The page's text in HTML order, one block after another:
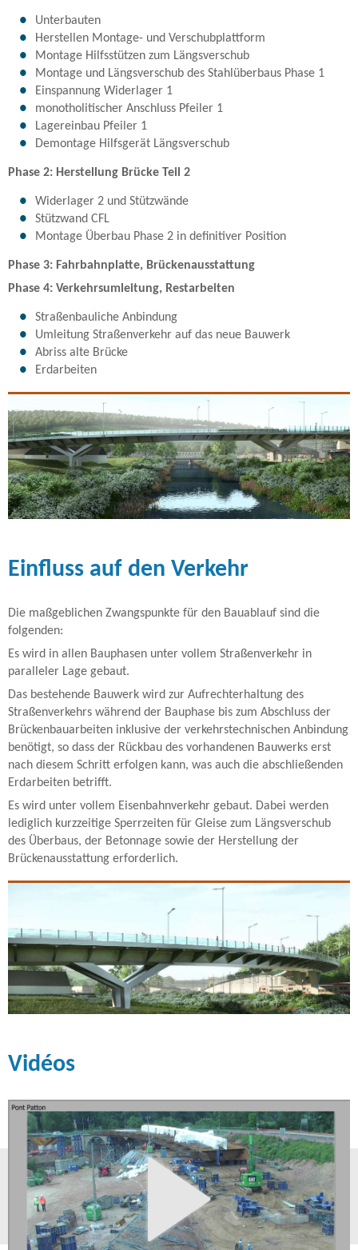
Unterbauten
Herstellen Montage- und Verschubplattform
Montage Hilfsstützen zum Längsverschub
Montage und Längsverschub des Stahlüberbaus Phase 1
Einspannung Widerlager 1
monotholitischer Anschluss Pfeiler 1
Lagereinbau Pfeiler 1
Demontage Hilfsgerät Längsverschub
Phase 2: Herstellung Brücke Teil 2
Widerlager 2 und Stützwände
Stützwand CFL
Montage Überbau Phase 2 in definitiver Position
Phase 3: Fahrbahnplatte, Brückenausstattung
Phase 4: Verkehrsumleitung, Restarbeiten
Straßenbauliche Anbindung
Umleitung Straßenverkehr auf das neue Bauwerk
Abriss alte Brücke
Erdarbeiten
Einfluss auf den Verkehr
Die maßgeblichen Zwangspunkte für den Bauablauf sind die
folgenden:
Es wird in allen Bauphasen unter vollem Straßenverkehr in
paralleler Lage gebaut.
Das bestehende Bauwerk wird zur Aufrechterhaltung des
Straßenverkehrs während der Bauphase bis zum Abschluss der
Brückenbauarbeiten inklusive der verkehrstechnischen Anbindung
benötigt, so dass der Rückbau des vorhandenen Bauwerks erst
nach diesem Schritt erfolgen kann, was auch die abschließenden
Erdarbeiten betrifft.
Es wird unter vollem Eisenbahnverkehr gebaut. Dabei werden
lediglich kurzzeitige Sperrzeiten für Gleise zum Längsverschub
des Überbaus, der Betonnage sowie der Herstellung der
Brückenausstattung erforderlich.
Vidéos